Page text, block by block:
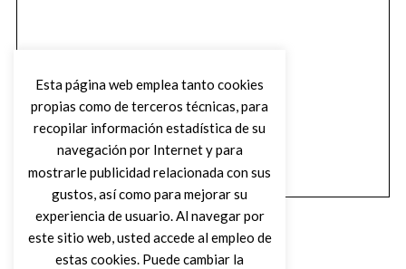
Esta página web emplea tanto cookies
propias como de terceros técnicas, para
recopilar información estadística de su
navegación por Internet y para
mostrarle publicidad relacionada con sus
gustos, así como para mejorar su
experiencia de usuario. Al navegar por
este sitio web, usted accede al empleo de
estas cookies. Puede cambiar la